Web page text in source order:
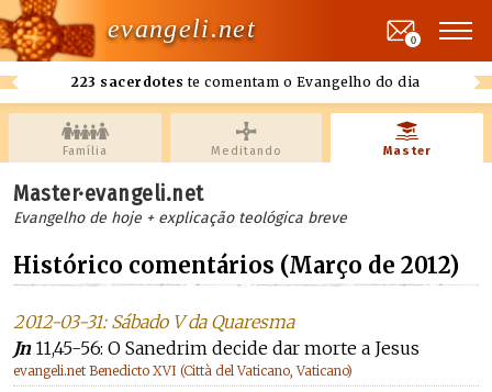
evangeli.net
223 sacerdotes te comentam o Evangelho do dia
0
Família Meditando Master
Master·evangeli.net
Evangelho de hoje + explicação teológica breve
Histórico comentários (Março de 2012)
2012-03-31: Sábado V da Quaresma
Jn11,45-56: O Sanedrim decide dar morte a Jesus
evangeli.net Benedicto XVI (Città del Vaticano, Vaticano)